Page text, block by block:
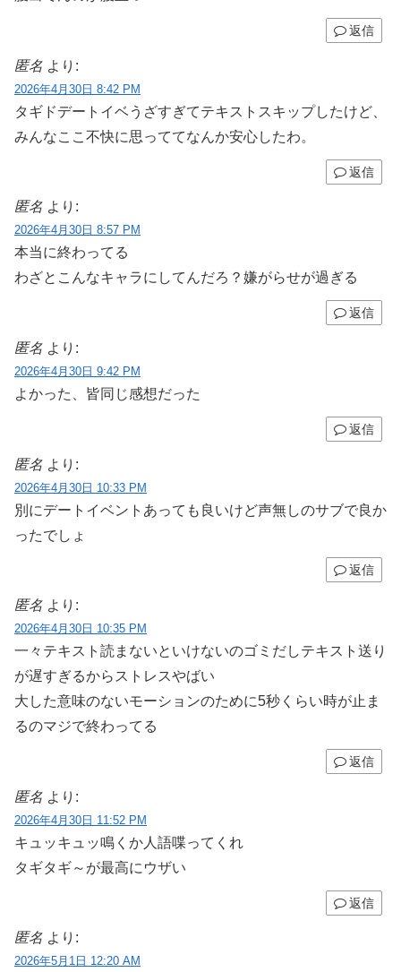
返信
匿名 より:
2026年4月30日 8:42 PM
タギドデートイベうざすぎてテキストスキップしたけど、
みんなここ不快に思っててなんか安心したわ。
返信
匿名 より:
2026年4月30日 8:57 PM
本当に終わってる
わざとこんなキャラにしてんだろ？嫌がらせが過ぎる
返信
匿名 より:
2026年4月30日 9:42 PM
よかった、皆同じ感想だった
返信
匿名 より:
2026年4月30日 10:33 PM
別にデートイベントあっても良いけど声無しのサブで良か
ったでしょ
返信
匿名 より:
2026年4月30日 10:35 PM
一々テキスト読まないといけないのゴミだしテキスト送り
が遅すぎるからストレスやばい
大した意味のないモーションのために5秒くらい時が止ま
るのマジで終わってる
返信
匿名 より:
2026年4月30日 11:52 PM
キュッキュッ鳴くか人語喋ってくれ
タギタギ～が最高にウザい
返信
匿名 より:
2026年5月1日 12:20 AM